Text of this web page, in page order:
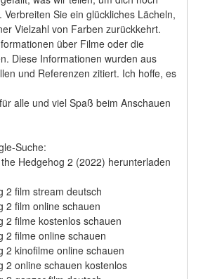
Sie ein glückliches Lächeln,
Vielzahl von Farben zurückkehrt.
über Filme oder die
Diese Informationen wurden aus
und Referenzen zitiert. Ich hoffe, es
alle und viel Spaß beim Anschauen
Suche:
Hedgehog 2 (2022) herunterladen
2 film stream deutsch
2 film online schauen
2 filme kostenlos schauen
2 filme online schauen
2 kinofilme online schauen
2 online schauen kostenlos